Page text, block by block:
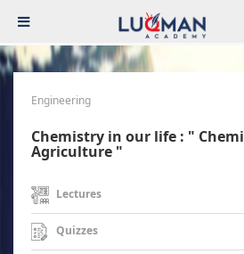
Engineering
Chemistry in our life : "
Agriculture "
Lectures
Quizzes